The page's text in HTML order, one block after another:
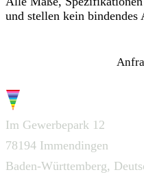
und stellen kein bindendes
Im Gewerbepark 12
78194 Immendingen
Baden-Württemberg,